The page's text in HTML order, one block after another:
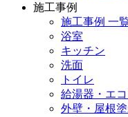
施工事例
施工事例 一
浴室
キッチン
洗面
トイレ
給湯器・エ
外壁・屋根